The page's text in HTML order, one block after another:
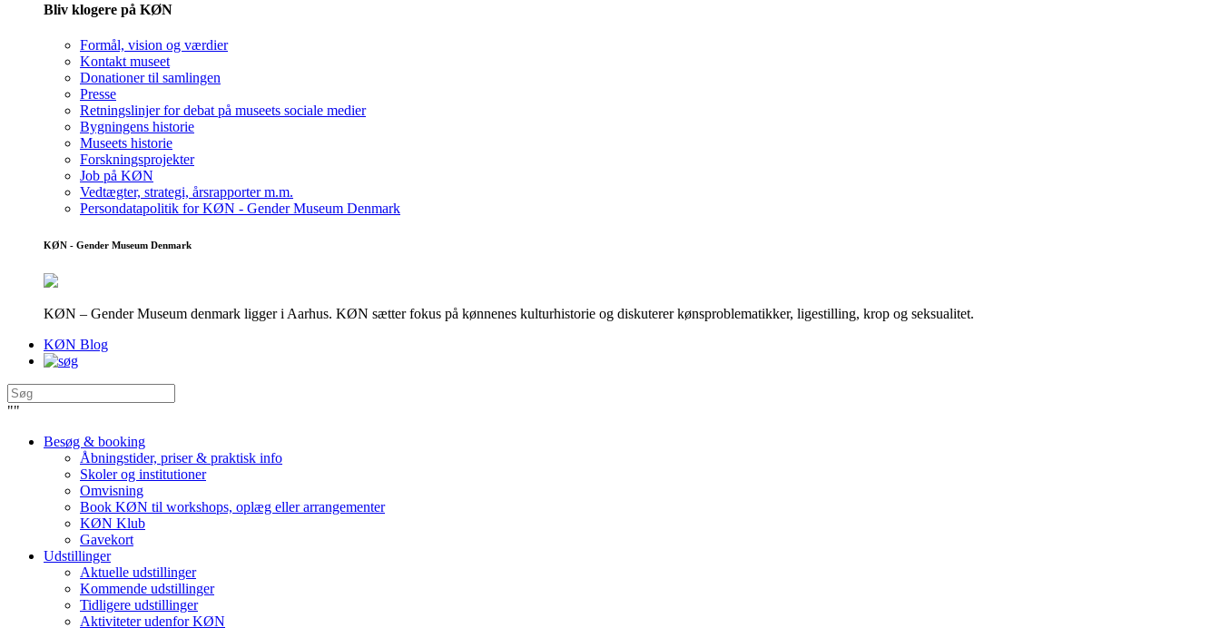
Bliv klogere på KØN
Formål, vision og værdier
Kontakt museet
Donationer til samlingen
Presse
Retningslinjer for debat på museets sociale medier
Bygningens historie
Museets historie
Forskningsprojekter
Job på KØN
Vedtægter, strategi, årsrapporter m.m.
Persondatapolitik for KØN - Gender Museum Denmark
KØN - Gender Museum Denmark
KØN – Gender Museum denmark ligger i Aarhus. KØN sætter fokus på kønnenes kulturhistorie og diskuterer kønsproblematikker, ligestilling, krop og seksualitet.
KØN Blog
""
Besøg & booking
Åbningstider, priser & praktisk info
Skoler og institutioner
Omvisning
Book KØN til workshops, oplæg eller arrangementer
KØN Klub
Gavekort
Udstillinger
Aktuelle udstillinger
Kommende udstillinger
Tidligere udstillinger
Aktiviteter udenfor KØN